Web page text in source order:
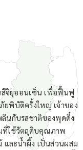
สึจิยุออนเซ็น เพื่อฟื้นฟู
ยพิบัติครั้งใหญ่ เจ้าของ
ลินกับรสชาติของพุดดิ้ง
ที่ใช้วัตถุดิบคุณภาพ
และน้ำผึ้ง เป็นส่วนผสม